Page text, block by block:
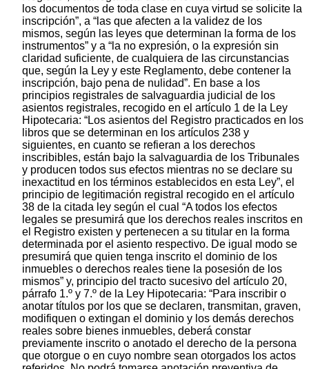
los documentos de toda clase en cuya virtud se solicite la
inscripción”, a “las que afecten a la validez de los
mismos, según las leyes que determinan la forma de los
instrumentos” y a “la no expresión, o la expresión sin
claridad suficiente, de cualquiera de las circunstancias
que, según la Ley y este Reglamento, debe contener la
inscripción, bajo pena de nulidad”. En base a los
principios registrales de salvaguardia judicial de los
asientos registrales, recogido en el artículo 1 de la Ley
Hipotecaria: “Los asientos del Registro practicados en los
libros que se determinan en los artículos 238 y
siguientes, en cuanto se refieran a los derechos
inscribibles, están bajo la salvaguardia de los Tribunales
y producen todos sus efectos mientras no se declare su
inexactitud en los términos establecidos en esta Ley”, el
principio de legitimación registral recogido en el artículo
38 de la citada ley según el cual “A todos los efectos
legales se presumirá que los derechos reales inscritos en
el Registro existen y pertenecen a su titular en la forma
determinada por el asiento respectivo. De igual modo se
presumirá que quien tenga inscrito el dominio de los
inmuebles o derechos reales tiene la posesión de los
mismos” y, principio del tracto sucesivo del artículo 20,
párrafo 1.º y 7.º de la Ley Hipotecaria: “Para inscribir o
anotar títulos por los que se declaren, transmitan, graven,
modifiquen o extingan el dominio y los demás derechos
reales sobre bienes inmuebles, deberá constar
previamente inscrito o anotado el derecho de la persona
que otorgue o en cuyo nombre sean otorgados los actos